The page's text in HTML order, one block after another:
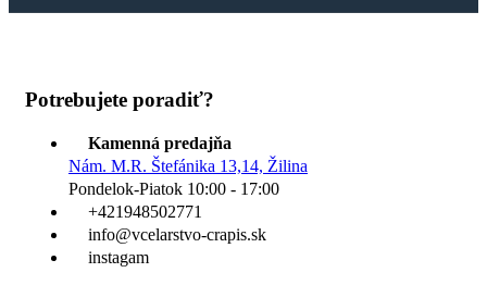
Potrebujete poradiť?
Kamenná predajňa
Nám. M.R. Štefánika 13,14, Žilina
Pondelok-Piatok 10:00 - 17:00
+421948502771
info@vcelarstvo-crapis.sk
instagam